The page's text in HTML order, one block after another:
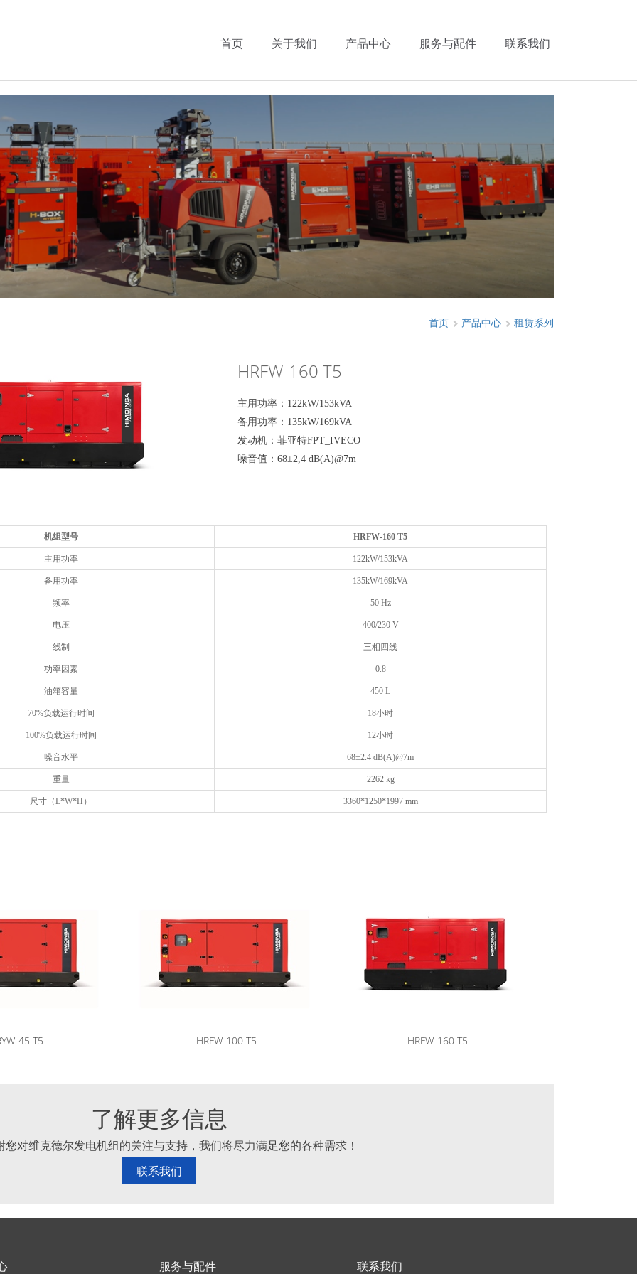
首页 关于我们 产品中心 服务与配件 联系我们
首页 产品中心 租赁系列
HRFW-160 T5
主用功率：122kW/153kVA
备用功率：135kW/169kVA
发动机：菲亚特FPT_IVECO
噪音值：68±2,4 dB(A)@7m
机组型号 HRFW-160 T5
主用功率 122kW/153kVA
备用功率 135kW/169kVA
频率 50 Hz
电压 400/230 V
线制 三相四线
功率因素 0.8
油箱容量 450 L
70%负载运行时间 18小时
100%负载运行时间 12小时
噪音水平 68±2.4 dB(A)@7m
重量 2262 kg
尺寸（L*W*H） 3360*1250*1997 mm
45 T5 HRFW-100 T5 HRFW-160 T5
了解更多信息
您对维克德尔发电机组的关注与支持，我们将尽力满足您的各种需求！
联系我们
服务与配件 联系我们